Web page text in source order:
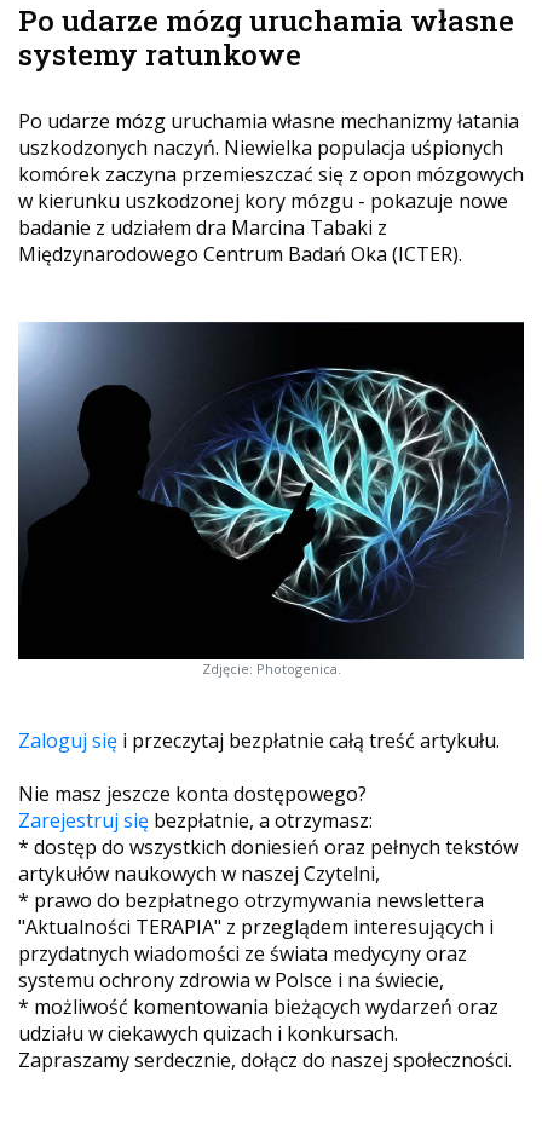
Po udarze mózg uruchamia własne
systemy ratunkowe
Po udarze mózg uruchamia własne mechanizmy łatania
uszkodzonych naczyń. Niewielka populacja uśpionych
komórek zaczyna przemieszczać się z opon mózgowych
w kierunku uszkodzonej kory mózgu - pokazuje nowe
badanie z udziałem dra Marcina Tabaki z
Międzynarodowego Centrum Badań Oka (ICTER).
Zdjęcie: Photogenica.
Zaloguj się i przeczytaj bezpłatnie całą treść artykułu.
Nie masz jeszcze konta dostępowego?
Zarejestruj się bezpłatnie, a otrzymasz:
* dostęp do wszystkich doniesień oraz pełnych tekstów
artykułów naukowych w naszej Czytelni,
* prawo do bezpłatnego otrzymywania newslettera
"Aktualności TERAPIA" z przeglądem interesujących i
przydatnych wiadomości ze świata medycyny oraz
systemu ochrony zdrowia w Polsce i na świecie,
* możliwość komentowania bieżących wydarzeń oraz
udziału w ciekawych quizach i konkursach.
Zapraszamy serdecznie, dołącz do naszej społeczności.